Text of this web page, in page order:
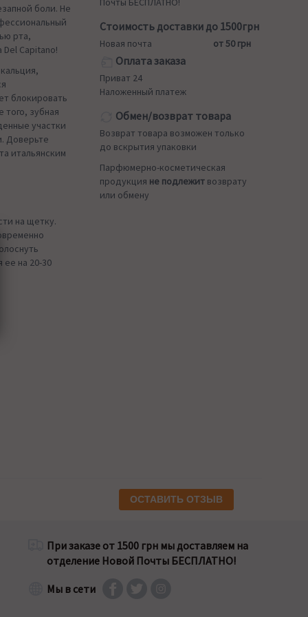
боли. Не
рта,
Capitano!
блокировать
зубная
участки
Доверьте
итальянским
на щетку.
ее на 20-30
Стоимость доставки до 1500грн
Новая почта от 50 грн
Оплата заказа
Приват 24
Наложенный платеж
Обмен/возврат товара
Возврат товара возможен только
до вскрытия упаковки
Парфюмерно-косметическая
продукция не подлежит возврату
или обмену
ОСТАВИТЬ ОТЗЫВ
При заказе от 1500 грн мы доставляем на
отделение Новой Почты БЕСПЛАТНО!
Мы в сети